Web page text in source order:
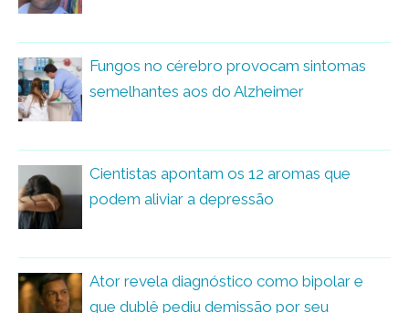
Fungos no cérebro provocam sintomas
semelhantes aos do Alzheimer
Cientistas apontam os 12 aromas que
podem aliviar a depressão
Ator revela diagnóstico como bipolar e
que dublê pediu demissão por seu